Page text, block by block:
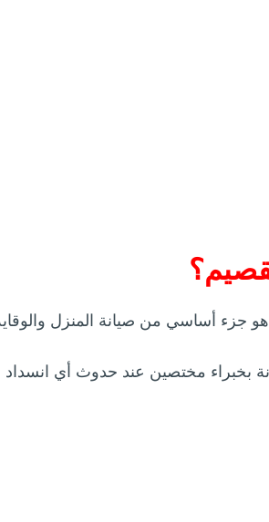
أساسي من صيانة المنزل والوقاية
بخبراء مختصين عند حدوث أي